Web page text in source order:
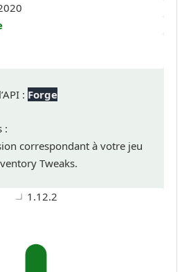
: Forge
:
correspondant à votre jeu
Tweaks.
1.12.2